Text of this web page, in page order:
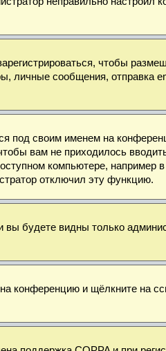
чтобы
личные сообщения, отправка
под своим именем на
вам не приходилось
компьютере, например
отключил эту функцию.
вы будете видны только
конференцию и щёлкните на